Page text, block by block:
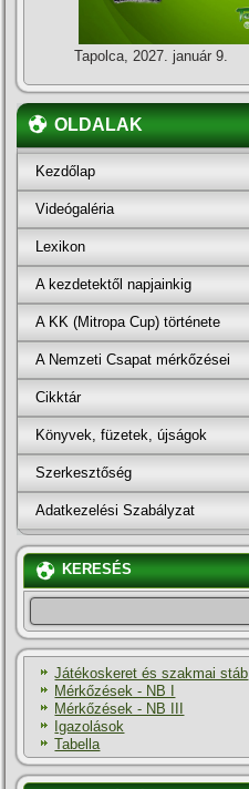
Tapolca, 2027. január 9.
OLDALAK
Kezdőlap
Videógaléria
Lexikon
A kezdetektől napjainkig
A KK (Mitropa Cup) története
A Nemzeti Csapat mérkőzései
Cikktár
Könyvek, füzetek, újságok
Szerkesztőség
Adatkezelési Szabályzat
KERESÉS
Játékoskeret és szakmai stáb
Mérkőzések - NB I
Mérkőzések - NB III
Igazolások
Tabella